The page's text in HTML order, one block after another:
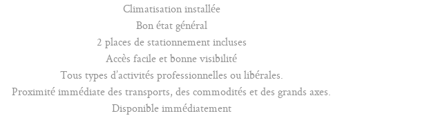
Climatisation installée
Bon état général
2 places de stationnement incluses
Accès facile et bonne visibilité
Tous types d’activités professionnelles ou libérales.
Proximité immédiate des transports, des commodités et des grands axes.
Disponible immédiatement